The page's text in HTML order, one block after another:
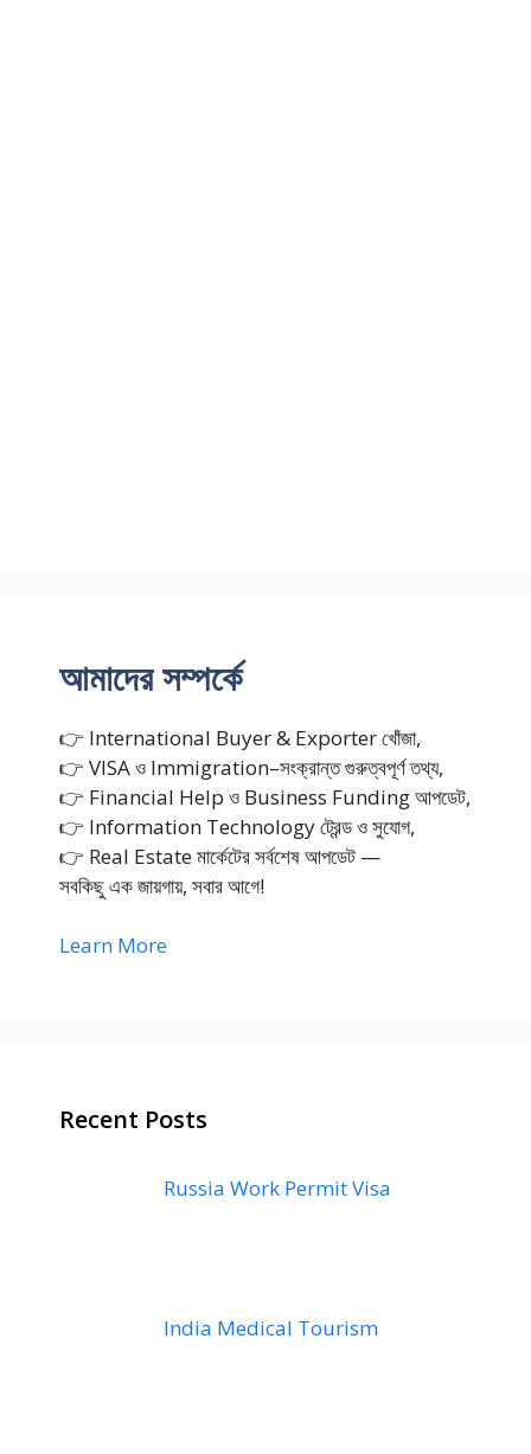
আমাদের সম্পর্কে
👉 International Buyer & Exporter খোঁজা,
👉 VISA ও Immigration–সংক্রান্ত গুরুত্বপূর্ণ তথ্য,
👉 Financial Help ও Business Funding আপডেট,
👉 Information Technology ট্রেন্ড ও সুযোগ,
👉 Real Estate মার্কেটের সর্বশেষ আপডেট —
সবকিছু এক জায়গায়, সবার আগে!
Learn More
Recent Posts
Russia Work Permit Visa
India Medical Tourism